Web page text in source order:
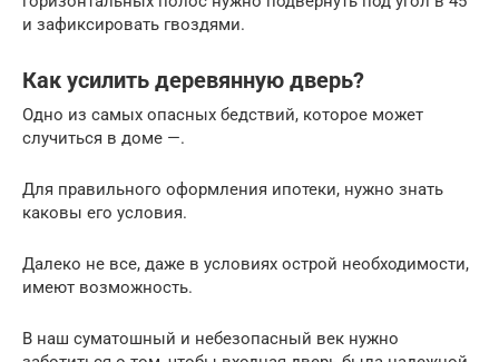
и зафиксировать гвоздями.
Как усилить деревянную дверь?
Одно из самых опасных бедствий, которое может
случиться в доме —.
Для правильного оформления ипотеки, нужно знать
каковы его условия.
Далеко не все, даже в условиях острой необходимости,
имеют возможность.
В наш суматошный и небезопасный век нужно